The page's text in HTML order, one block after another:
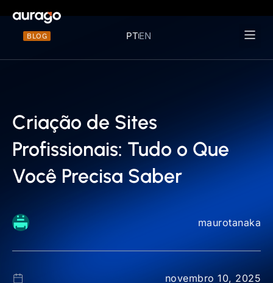
BLOG PTEN
Criação de Sites
Profissionais: Tudo o Que
Você Precisa Saber
maurotanaka
novembro 10, 2025